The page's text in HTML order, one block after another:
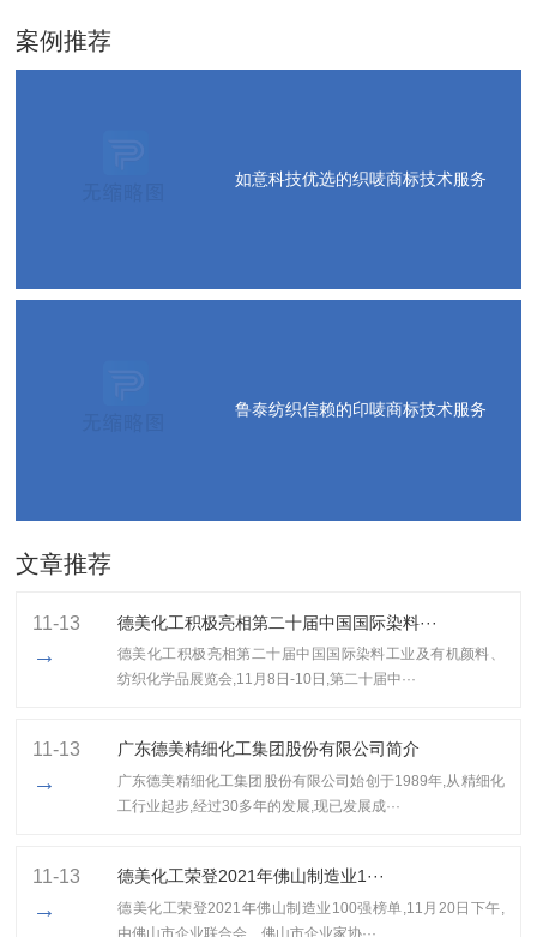
案例推荐
如意科技优选的织唛商标技术服务
鲁泰纺织信赖的印唛商标技术服务
文章推荐
11-13
→
德美化工积极亮相第二十届中国国际染料···
德美化工积极亮相第二十届中国国际染料工业及有机颜料、
纺织化学品展览会,11月8日-10日,第二十届中···
11-13
→
广东德美精细化工集团股份有限公司简介
广东德美精细化工集团股份有限公司始创于1989年,从精细化
工行业起步,经过30多年的发展,现已发展成···
11-13
→
​德美化工荣登2021年佛山制造业1···
​德美化工荣登2021年佛山制造业100强榜单,11月20日下午,
由佛山市企业联合会、佛山市企业家协···